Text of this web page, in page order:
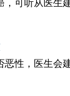
可听从医生
恶性，医生会